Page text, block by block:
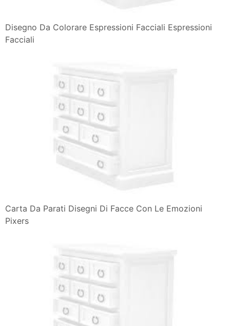
Disegno Da Colorare Espressioni Facciali Espressioni
Facciali
Carta Da Parati Disegni Di Facce Con Le Emozioni
Pixers